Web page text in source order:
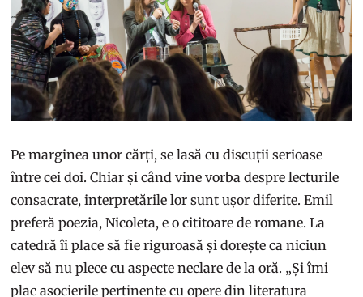
Pe marginea unor cărți, se lasă cu discuții serioase
între cei doi. Chiar și când vine vorba despre lecturile
consacrate, interpretările lor sunt ușor diferite. Emil
preferă poezia, Nicoleta, e o cititoare de romane. La
catedră îi place să fie riguroasă și dorește ca niciun
elev să nu plece cu aspecte neclare de la oră. „Și îmi
plac asocierile pertinente cu opere din literatura